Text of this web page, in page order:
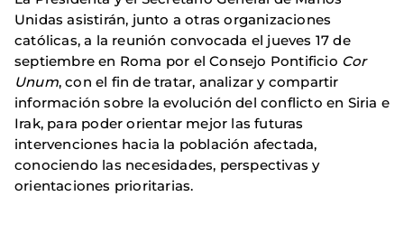
Unidas asistirán, junto a otras organizaciones
católicas, a la reunión convocada el jueves 17 de
septiembre en Roma por el Consejo Pontificio Cor
Unum, con el fin de tratar, analizar y compartir
información sobre la evolución del conflicto en Siria e
Irak, para poder orientar mejor las futuras
intervenciones hacia la población afectada,
conociendo las necesidades, perspectivas y
orientaciones prioritarias.